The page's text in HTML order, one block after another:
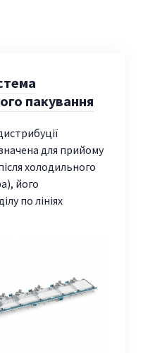
пакування
для прийому
холодильного
його
по лініях